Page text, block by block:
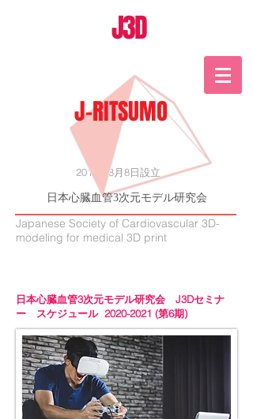
J3D
2015年8月8日設立
J-RITSUMO
日本心臓血管3次元モデル研究会
Japanese Society of Cardiovascular 3D-
modeling for medical 3D print
日本心臓血管3次元モデル研究会 J3Dセミナ
ー スケジュール 2020-2021 (第6期)